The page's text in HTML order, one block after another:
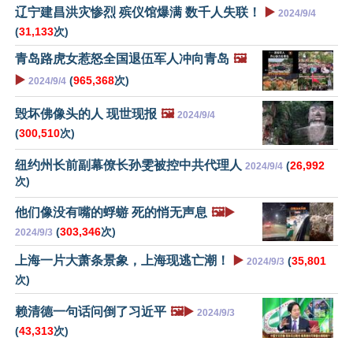
辽宁建昌洪灾惨烈 殡仪馆爆满 数千人失联！ ▶️ 2024/9/4
(31,133次)
青岛路虎女惹怒全国退伍军人冲向青岛 🖼️
▶️ 2024/9/4 (965,368次)
毁坏佛像头的人 现世现报 🖼️ 2024/9/4
(300,510次)
纽约州长前副幕僚长孙雯被控中共代理人 2024/9/4 (26,992
次)
他们像没有嘴的蜉蝣 死的悄无声息 🖼️▶️
2024/9/3 (303,346次)
上海一片大萧条景象，上海现逃亡潮！ ▶️ 2024/9/3 (35,801
次)
赖清德一句话问倒了习近平 🖼️▶️ 2024/9/3
(43,313次)